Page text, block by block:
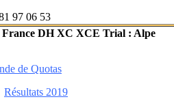
97 06 53
France DH XC XCE Trial : Alpe
de Quotas
Résultats 2019